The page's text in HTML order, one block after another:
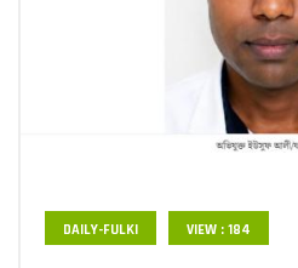
DAILY-FULKI VIEW : 184